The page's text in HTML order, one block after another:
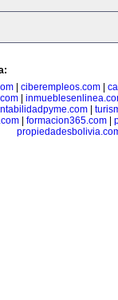
| ciberempleos.com|
formacion365.com